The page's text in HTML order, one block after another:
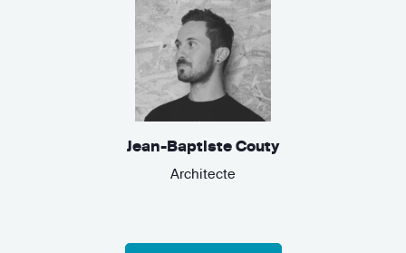
Jean-Baptiste Couty
Architecte